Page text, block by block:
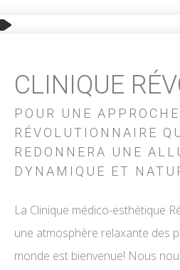
CLINIQUE
POUR UNE APPROCHE
RÉVOLUTIONNAIRE
REDONNERA UNE
DYNAMIQUE ET
La Clinique médico-esthétique
une atmosphère relaxante des
monde est bienvenue! Nous